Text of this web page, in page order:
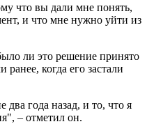
что вы дали мне понять,
и что мне нужно уйти из
ли это решение принято
когда его застали
года назад, и то, что я
– отметил он.